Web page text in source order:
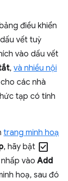
điều khiển
vết tuỳ
vào dấu vết
, và nhiều nội
các nhà
tạp có tính
trang minh hoạ
, hãy bật check_box
nhấp vàoAdd
hoạ, sau đó